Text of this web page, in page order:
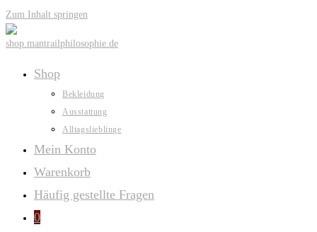
Zum Inhalt springen
Shop
Bekleidung
Ausstattung
Alltagslieblinge
Mein Konto
Warenkorb
Häufig gestellte Fragen
0